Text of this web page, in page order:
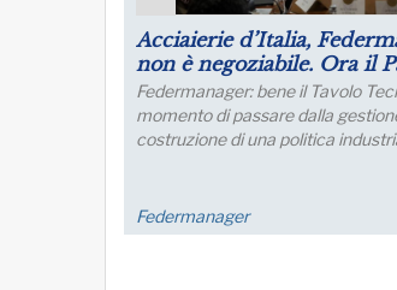
Puntare su infrastrutture
futuro dell’industria del
Lo sviluppo di quest’area è
collegamento con l’Europa
FM Trieste